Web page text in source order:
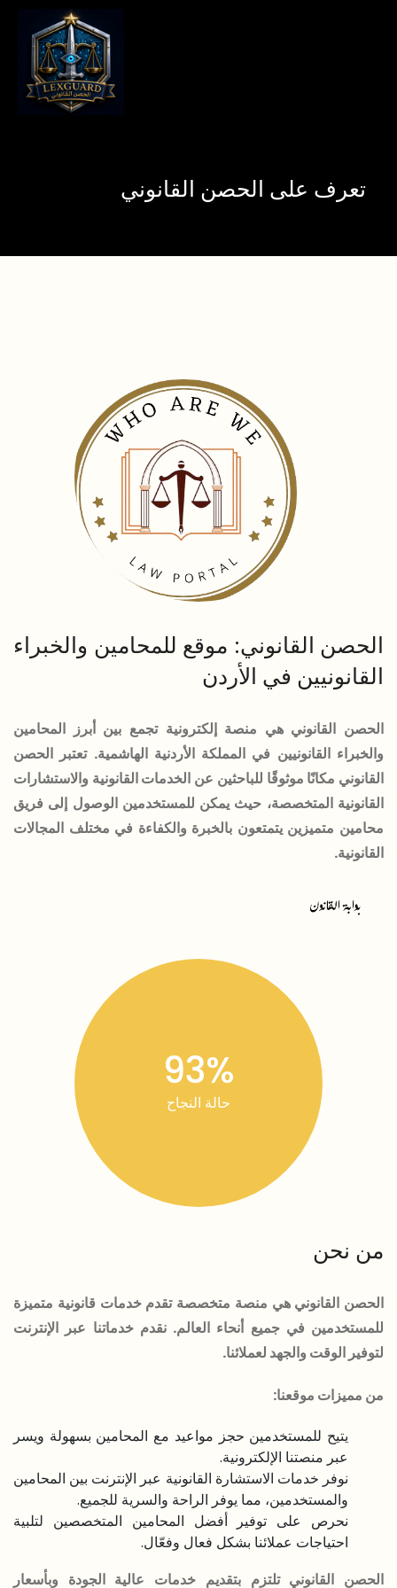
تعرف على الحصن القانوني
الحصن القانوني: موقع للمحامين والخبراء
القانونيين في الأردن
الحصن القانوني هي منصة إلكترونية تجمع بين أبرز المحامين
والخبراء القانونيين في المملكة الأردنية الهاشمية. تعتبر الحصن
القانوني مكانًا موثوقًا للباحثين عن الخدمات القانونية والاستشارات
القانونية المتخصصة، حيث يمكن للمستخدمين الوصول إلى فريق
محامين متميزين يتمتعون بالخبرة والكفاءة في مختلف المجالات
القانونية.
93%
حالة النجاح
من نحن
الحصن القانوني هي منصة متخصصة تقدم خدمات قانونية متميزة
للمستخدمين في جميع أنحاء العالم. نقدم خدماتنا عبر الإنترنت
لتوفير الوقت والجهد لعملائنا.
من مميزات موقعنا:
يتيح للمستخدمين حجز مواعيد مع المحامين بسهولة ويسر
عبر منصتنا الإلكترونية.
نوفر خدمات الاستشارة القانونية عبر الإنترنت بين المحامين
والمستخدمين، مما يوفر الراحة والسرية للجميع.
نحرص على توفير أفضل المحامين المتخصصين لتلبية
احتياجات عملائنا بشكل فعال وفعّال.
الحصن القانوني تلتزم بتقديم خدمات عالية الجودة وبأسعار